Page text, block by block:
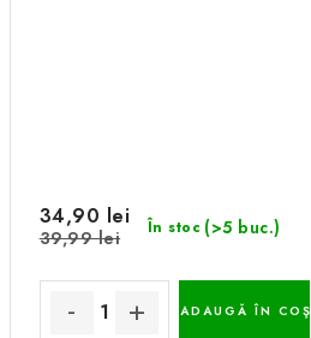
În stoc (>5 buc.)
34,90 lei
39,99 lei
ADAUGĂ ÎN COŞ